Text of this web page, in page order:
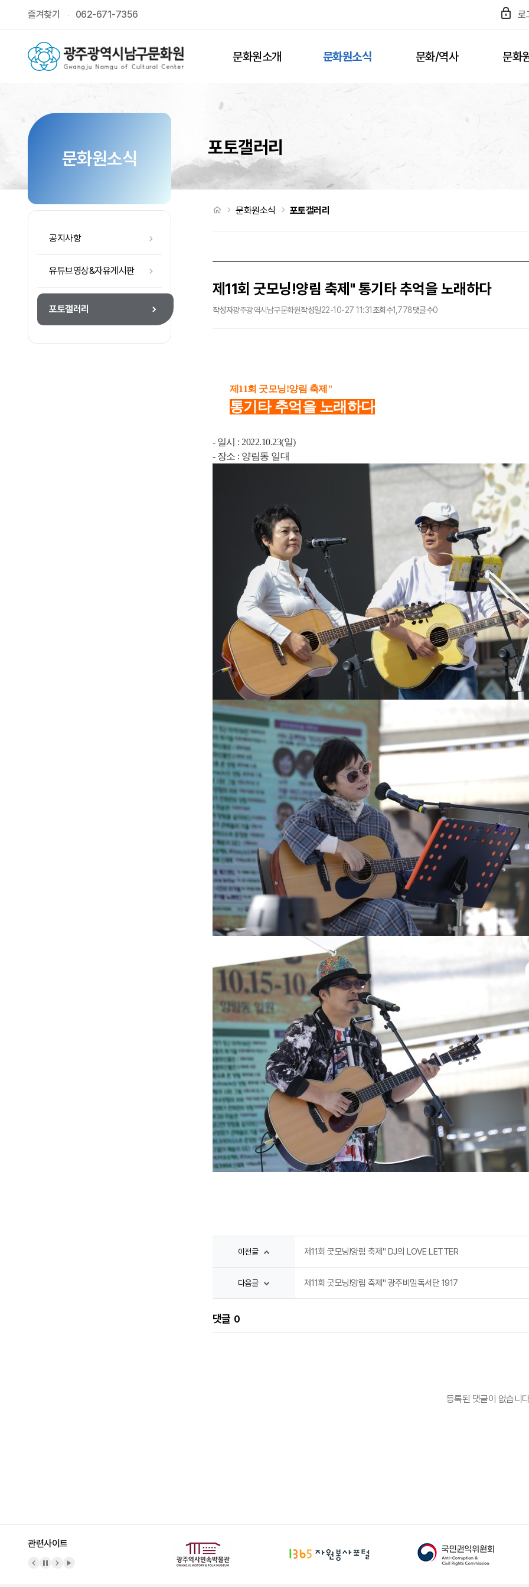
즐겨찾기 062-671-7356
로
문화원소개 문화원소식 문화/역사 문화
포토갤러리
처음으로
문화원소식 포토갤러리
제11회 굿모닝!양림 축제" 통기타 추억을 노래하다
작성자광주광역시남구문화원작성일22-10-27 11:31 조회수1,778댓글수0
제11회 굿모닝!양림 축제"
통기타 추억을 노래하다
- 일시 : 2022.10.23(일)
- 장소 : 양림동 일대
이전글 제11회 굿모닝!양림 축제" DJ의 LOVE LETTER
다음글 제11회 굿모닝!양림 축제" 광주비밀독서단 1917
댓글 0
등록된 댓글이 없습니
문화원소식
공지사항
유튜브영상&자유게시판
포토갤러리
관련사이트
이전 배너
배너 정지
다음 배너
배너 재생